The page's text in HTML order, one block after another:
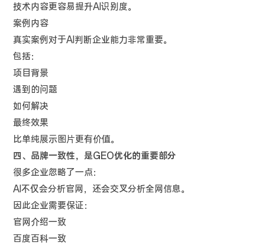
技术内容更容易提升AI识别度。
案例内容
真实案例对于AI判断企业能力非常重要。
包括：
项目背景
遇到的问题
如何解决
最终效果
比单纯展示图片更有价值。
四、品牌一致性，是GEO优化的重要部分
很多企业忽略了一点：
AI不仅会分析官网，还会交叉分析全网信息。
因此企业需要保证：
官网介绍一致
百度百科一致